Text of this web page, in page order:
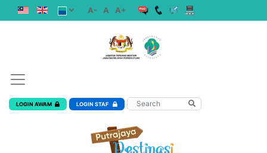
A- A A+
LOGIN AWAM LOGIN STAF